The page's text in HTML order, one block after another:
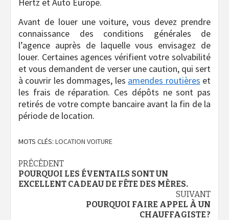
Avant de louer une voiture, vous devez prendre
connaissance des conditions générales de
l’agence auprès de laquelle vous envisagez de
louer. Certaines agences vérifient votre solvabilité
et vous demandent de verser une caution, qui sert
à couvrir les dommages, les amendes routières et
les frais de réparation. Ces dépôts ne sont pas
retirés de votre compte bancaire avant la fin de la
période de location.
MOTS CLÉS: LOCATION VOITURE
Navigation
d’article
PRÉCÉDENT
POURQUOI LES ÉVENTAILS SONT UN
EXCELLENT CADEAU DE FÊTE DES MÈRES.
SUIVANT
POURQUOI FAIRE APPEL À UN
CHAUFFAGISTE ?